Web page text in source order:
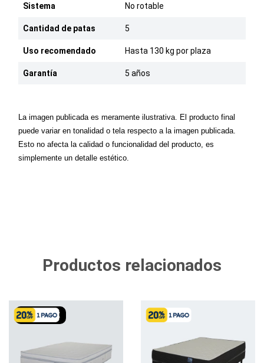
Sistema No rotable
Cantidad de patas 5
Uso recomendado Hasta 130 kg por plaza
Garantía 5 años
La imagen publicada es meramente ilustrativa. El producto final
puede variar en tonalidad o tela respecto a la imagen publicada.
Esto no afecta la calidad o funcionalidad del producto, es
simplemente un detalle estético.
Productos relacionados
SIN STOCK